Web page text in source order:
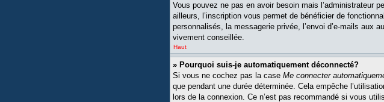
Vous pouvez ne pas en avoir besoin mais l’administrateur
ailleurs, l’inscription vous permet de bénéficier de
personnalisés, la messagerie privée, l’envoi d’e-mails aux
vivement conseillée.
Haut
» Pourquoi suis-je automatiquement déconnecté?
Si vous ne cochez pas la case Me connecter
que pendant une durée déterminée. Cela empêche
lors de la connexion. Ce n’est pas recommandé si vous